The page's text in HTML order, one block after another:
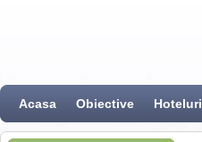
Acasa Obiective Hoteluri